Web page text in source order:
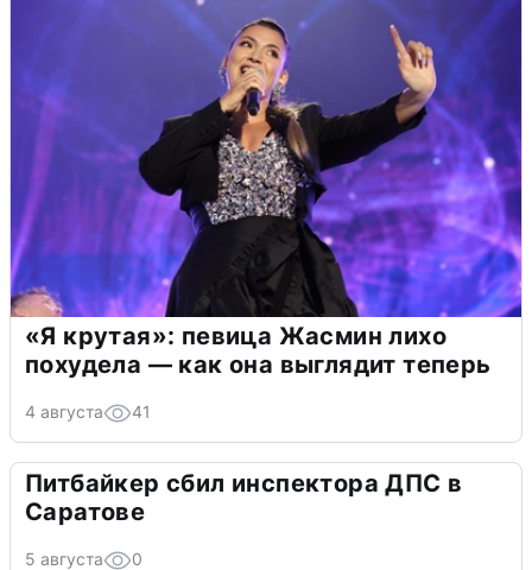
«Я крутая»: певица Жасмин лихо
похудела — как она выглядит теперь
4 августа 41
Питбайкер сбил инспектора ДПС в
Саратове
5 августа 0